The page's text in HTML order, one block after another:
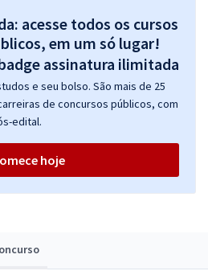
acesse todos os cursos
em um só lugar!
e seu bolso. São mais de 25
de concursos públicos, com
edital.
hoje